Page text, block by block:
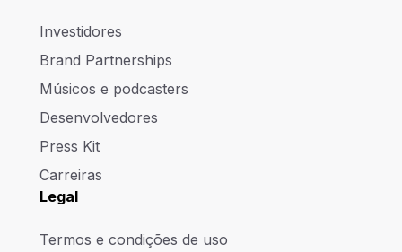
Investidores
Brand Partnerships
Músicos e podcasters
Desenvolvedores
Press Kit
Carreiras
Legal
Termos e condições de uso